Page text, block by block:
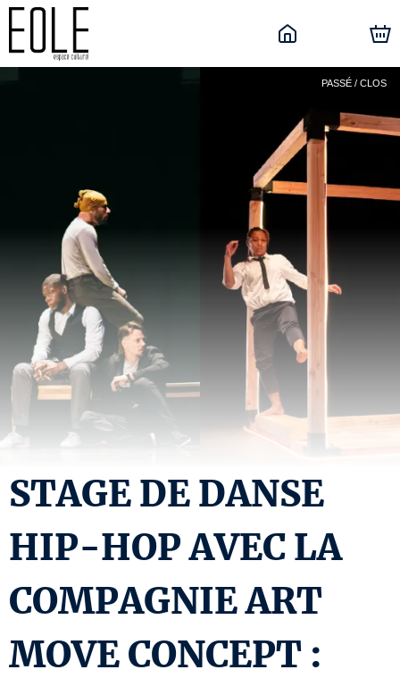
PASSÉ / CLOS
STAGE DE DANSE
HIP-HOP AVEC LA
COMPAGNIE ART
MOVE CONCEPT :